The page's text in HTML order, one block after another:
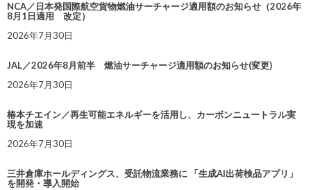
NCA／日本発国際航空貨物燃油サーチャージ適用額のお知らせ（2026年
8月1日適用 改定）
2026年7月30日
JAL／2026年8月前半 燃油サーチャージ適用額のお知らせ(変更)
2026年7月30日
椿本チエイン／再生可能エネルギーを活用し、カーボンニュートラル実
現を加速
2026年7月30日
三井倉庫ホールディングス、受託物流業務に 「生成AI出荷検品アプリ」
を開発・導入開始